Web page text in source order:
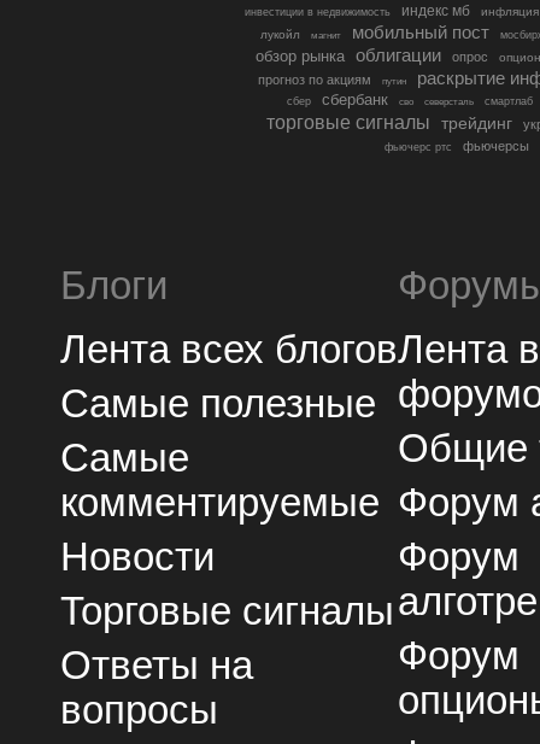
инвестиции в недвижимость индекс мб
инфляция
лукойл
магнит мобильный пост
обзор рынка облигации опрос
прогноз по акциям путин раскрытие
сбер сбербанк сво северсталь смартлаб
торговые сигналы трейдинг
фьючерс ртс фьючерсы
Блоги
Лента всех блогов
Самые полезные
Самые
комментируемые
Новости
Торговые сигналы
Ответы на
вопросы
Лента
Общие
Форум
Форум
Форум